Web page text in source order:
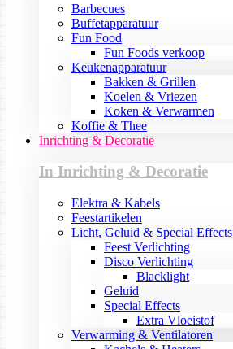
Barbecues
Buffetapparatuur
Fun Food
Fun Foods verkoop
Keukenapparatuur
Bakken & Grillen
Koelen & Vriezen
Koken & Verwarmen
Koffie & Thee
Inrichting & Decoratie
In Inrichting & Decoratie
Elektra & Kabels
Feestartikelen
Licht, Geluid & Special Effects
Feest Verlichting
Disco Verlichting
Blacklight
Geluid
Special Effects
Extra Vloeistof
Verwarming & Ventilatoren